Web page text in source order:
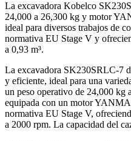
La excavadora Kobelco
24,000 a 26,300 kg y motor
ideal para diversos trabajos de
normativa EU Stage V y
a 0,93 m³.
La excavadora SK230SRLC-7
y eficiente, ideal para una
un peso operativo de 24,000 kg
equipada con un motor
normativa EU Stage V,
a 2000 rpm. La capacidad del